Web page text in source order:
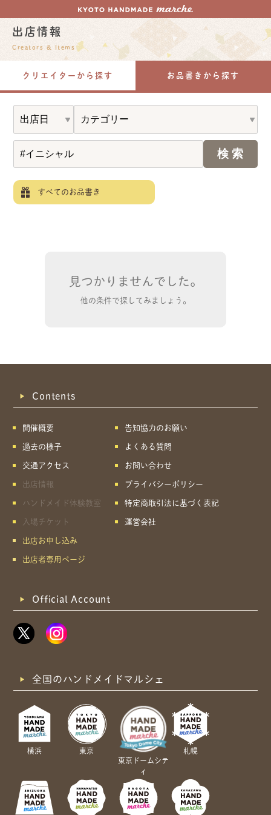
出店情報
Creators & Items
クリエイターから探す お品書きから探す
すべてのお品書き
見つかりませんでした。
他の条件で探してみましょう。
Contents
開催概要
過去の様子
交通アクセス
出店情報
ハンドメイド体験教室
入場チケット
出店お申し込み
出店者専用ページ
告知協力のお願い
よくある質問
お問い合わせ
プライバシーポリシー
特定商取引法に基づく表記
運営会社
Official Account
全国のハンドメイドマルシェ
横浜
東京
東京ドームシテ
ィ
札幌